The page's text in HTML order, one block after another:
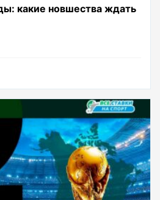
какие новшества ждать